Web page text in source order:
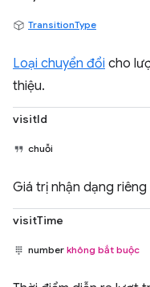
TransitionType
Loại chuyển đổi cho
thiệu.
visitId
chuỗi
Giá trị nhận dạng
visitTime
number không bắt buộc